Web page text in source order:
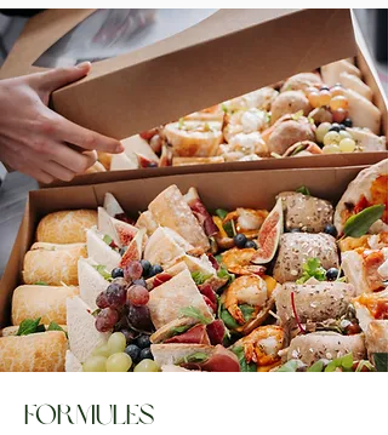
FORMULES